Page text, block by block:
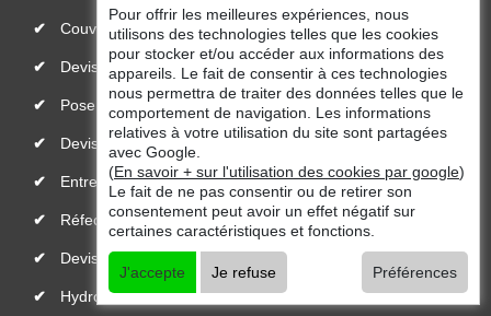
Couvreur charpentier 95
Devis pose de gouttière 95
Pose de bâche et bâchage de toiture 95
Devis fuite de toiture 95
Entreprise de toiture 95
Réfection de toiture 95
Devis toiture 95
Hydrofuge toiture 95
Pour offrir les meilleures expériences, nous
utilisons des technologies telles que les cookies
pour stocker et/ou accéder aux informations des
appareils. Le fait de consentir à ces technologies
nous permettra de traiter des données telles que le
comportement de navigation. Les informations
relatives à votre utilisation du site sont partagées
avec Google.
(En savoir + sur l'utilisation des cookies par google)
Le fait de ne pas consentir ou de retirer son
consentement peut avoir un effet négatif sur
certaines caractéristiques et fonctions.
J'accepte Je refuse Préférences